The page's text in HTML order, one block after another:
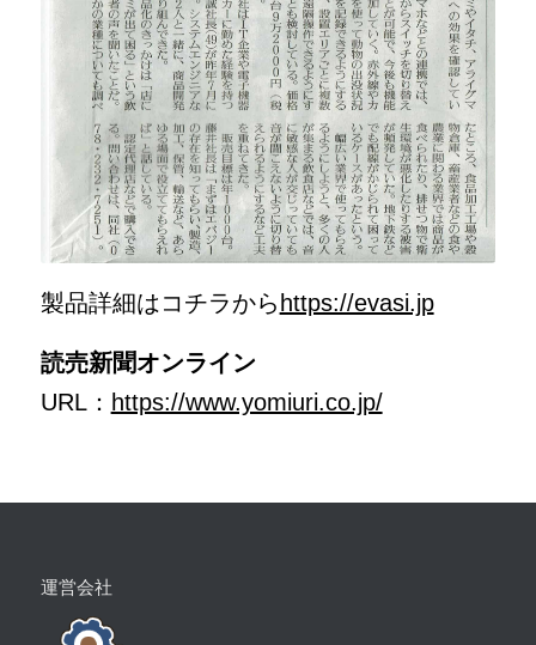
製品詳細はコチラから https://evasi.jp
読売新聞オンライン
URL： https://www.yomiuri.co.jp/
運営会社